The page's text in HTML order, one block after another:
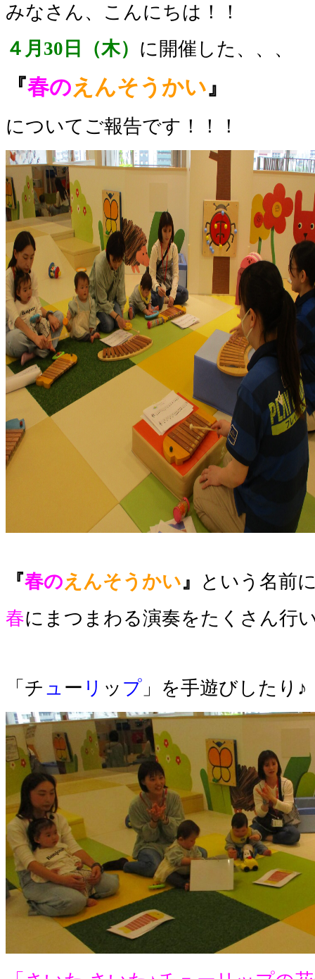
みなさん、こんにちは！！
４月30日（木） に開催した、、、
『春のえんそうかい』
についてご報告です！！！
『春のえんそうかい』
という名前
春にまつまわる演奏をたくさん行
「チ ュ ー リ ッ プ 」を手遊びしたり♪